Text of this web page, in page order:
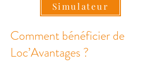
Simulateur
Comment bénéficier de
Loc’Avantages ?